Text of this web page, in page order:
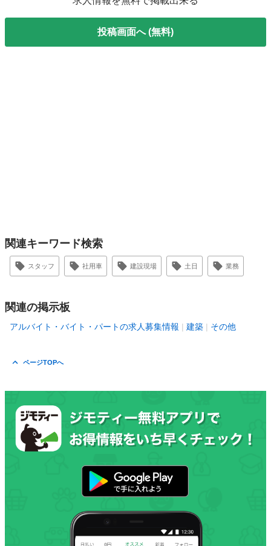
投稿画面へ (無料)
関連キーワード検索
スタッフ 社用車 建設現場 土日 業務
関連の掲示板
アルバイト・バイト・パートの求人募集情報 建築 その他
ページTOPへ